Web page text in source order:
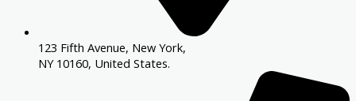
123 Fifth Avenue, New York,
NY 10160, United States​.